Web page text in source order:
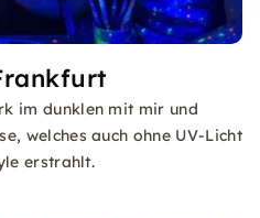
im dunklen mit mir und
welches auch ohne UV-Licht
erstrahlt.